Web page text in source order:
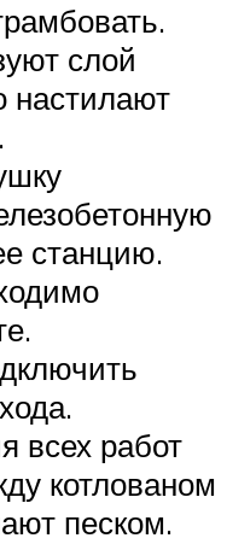
слой
настилают
станцию.
всех работ
котлованом
песком.